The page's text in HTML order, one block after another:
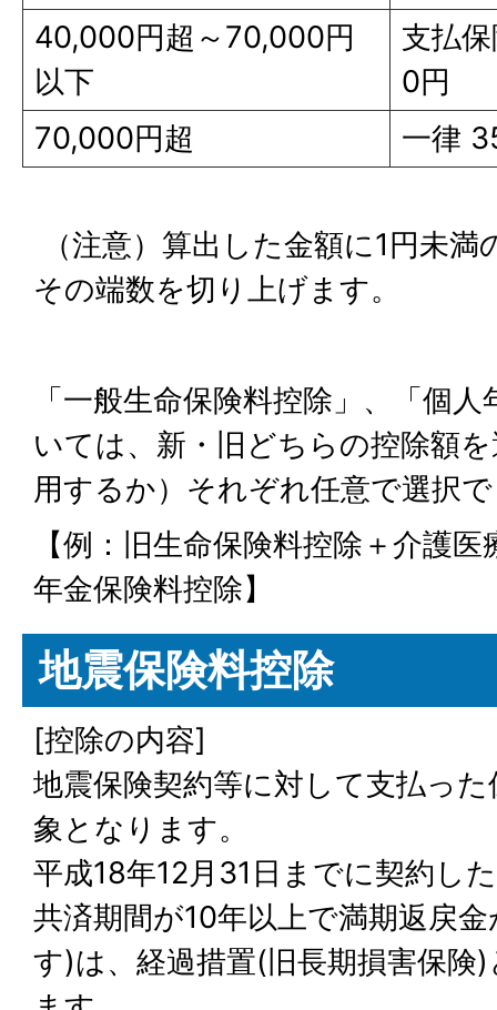
40,000円超～70,000円
以下
支払
0円
70,000円超
一律
（注意）算出した金額に1円未
その端数を切り上げます。
「一般生命保険料控除」、「個
いては、新・旧どちらの控除額
用するか）それぞれ任意で選択
【例：旧生命保険料控除＋介護
年金保険料控除】
地震保険料控除
[控除の内容]
地震保険契約等に対して支払っ
象となります。
平成18年12月31日までに契約し
共済期間が10年以上で満期返戻
す)は、経過措置(旧長期損害保険